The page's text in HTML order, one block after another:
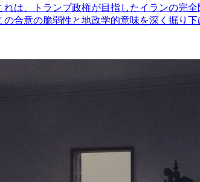
は、トランプ政権が目指したイランの完
合意の脆弱性と地政学的意味を深く掘り下